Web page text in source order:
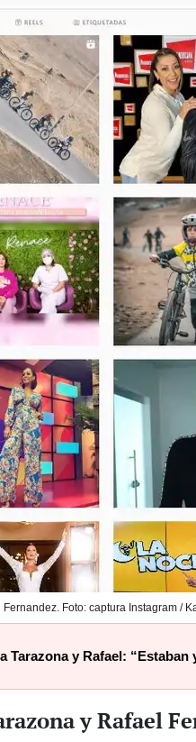
Foto: captura Instagram /
y Rafael: “Estaban
Tarazona y Rafael